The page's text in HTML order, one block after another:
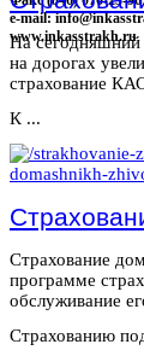
e-mail:
www.inkasstrakh.ru
На сегодняшний
на дорогах
страхование
К ...
Страхование
программе
обслуживание
Страхованию